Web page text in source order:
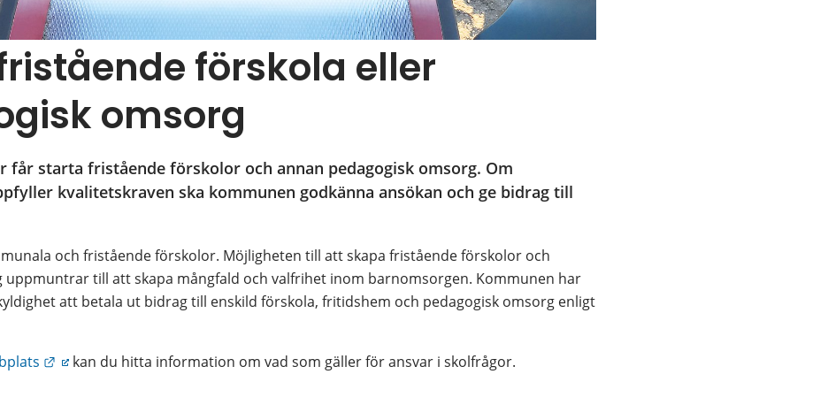
förskola eller
omsorg
får starta fristående förskolor och annan pedagogisk omsorg. Om
kvalitetskraven ska kommunen godkänna ansökan och ge bidrag till
och fristående förskolor. Möjligheten till att skapa fristående förskolor och
uppmuntrar till att skapa mångfald och valfrihet inom barnomsorgen. Kommunen har
att betala ut bidrag till enskild förskola, fritidshem och pedagogisk omsorg enligt
Länk till annan webbplats.
kan du hitta information om vad som gäller för ansvar i skolfrågor.